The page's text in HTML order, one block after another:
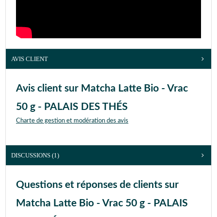
AVIS CLIENT
Avis client sur Matcha Latte Bio - Vrac
50 g - PALAIS DES THÉS
Charte de gestion et modération des avis
DISCUSSIONS (1)
Questions et réponses de clients sur
Matcha Latte Bio - Vrac 50 g - PALAIS